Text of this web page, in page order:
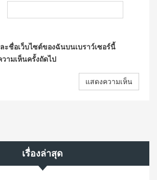
ะชื่อเว็บไซต์ของฉันบนเบราว์เซอร์นี้
ามเห็นครั้งถัดไป
เรื่องล่าสุด